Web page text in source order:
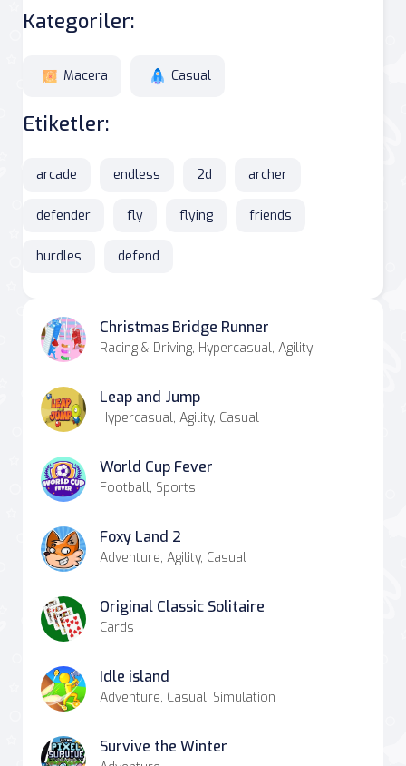
Kategoriler:
Macera Casual
Etiketler:
arcade endless 2d archer
defender fly flying friends
hurdles defend
Christmas Bridge Runner
Racing & Driving, Hypercasual, Agility
Leap and Jump
Hypercasual, Agility, Casual
World Cup Fever
Football, Sports
Foxy Land 2
Adventure, Agility, Casual
Original Classic Solitaire
Cards
Idle island
Adventure, Casual, Simulation
Survive the Winter